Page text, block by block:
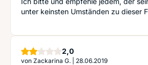
unter keinsten Umständen zu dieser
2,0Sterne
von Zackarina G. 28.06.2019